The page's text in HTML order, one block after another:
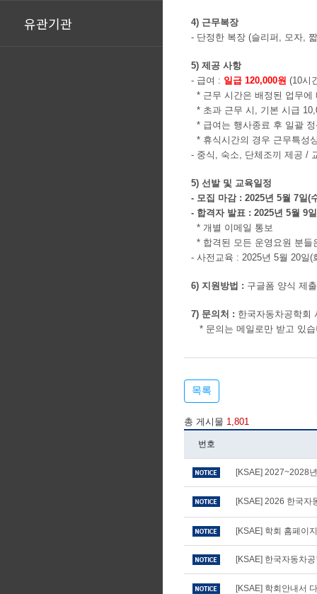
유관기관
4) 근무복장
- 단정한 복장 (슬리퍼, 모자,
5) 제공 사항
- 급여 : 일급 120,000원 (10시
* 근무 시간은 배정된 업무에
* 초과 근무 시, 기본 시급
* 급여는 행사종료 후 일괄
* 휴식시간의 경우 근무특성
- 중식, 숙소, 단체조끼 제공 /
5) 선발 및 교육일정
- 모집 마감 : 2025년 5월 7일(
- 합격자 발표 : 2025년 5월 9
* 개별 이메일 통보
* 합격된 모든 운영요원 분들
- 사전교육 : 2025년 5월 20일(
6) 지원방법 : 구글폼 양식 제출
7) 문의처 : 한국자동차공학회
* 문의는 메일로만 받고 있
목록
총 게시물 1,801
번호
[KSAE] 2027~2028
[KSAE] 2026 한국자
[KSAE] 학회 홈페이
[KSAE] 한국자동차
[KSAE] 학회안내서